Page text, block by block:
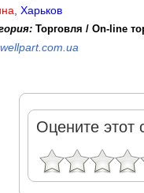
Харьков
Торговля / On-line
wellpart.com.ua
Оцените этот